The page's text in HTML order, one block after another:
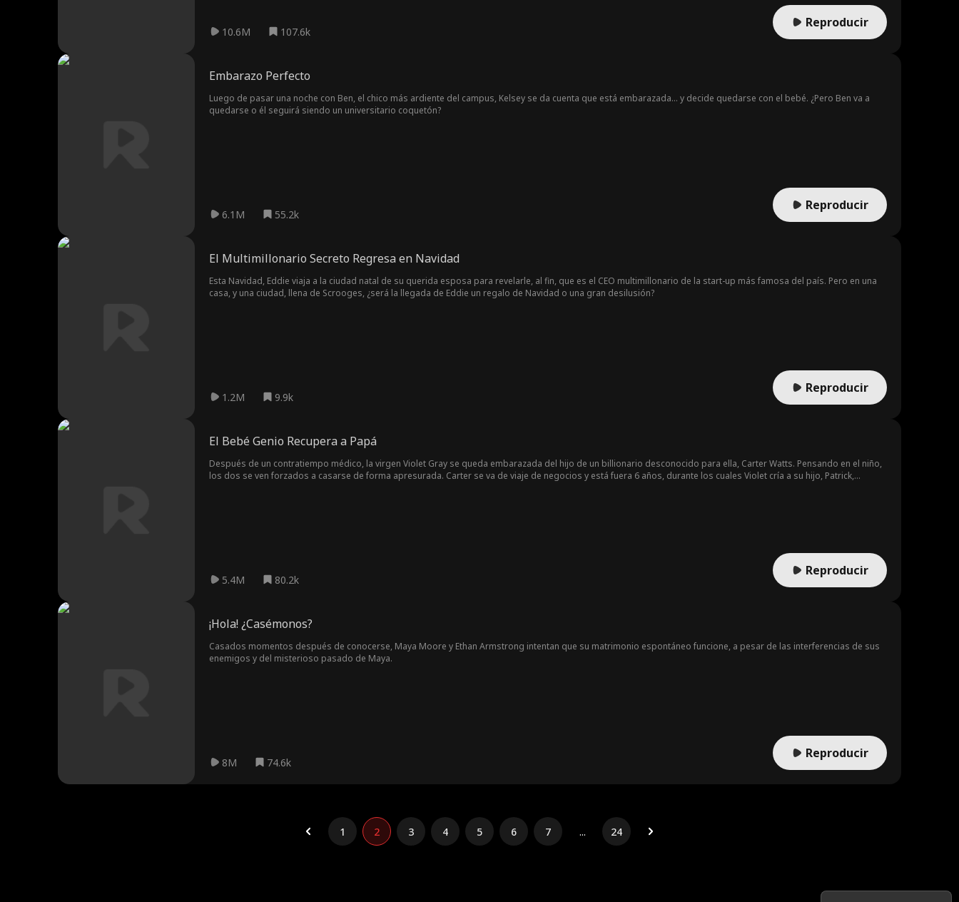
10.6M 107.6k
Reproducir
Embarazo Perfecto
Luego de pasar una noche con Ben, el chico más ardiente del campus, Kelsey se da cuenta que está embarazada... y decide quedarse con el bebé. ¿Pero Ben va a
quedarse o él seguirá siendo un universitario coquetón?
6.1M 55.2k
Reproducir
El Multimillonario Secreto Regresa en Navidad
Esta Navidad, Eddie viaja a la ciudad natal de su querida esposa para revelarle, al fin, que es el CEO multimillonario de la start-up más famosa del país. Pero en una
casa, y una ciudad, llena de Scrooges, ¿será la llegada de Eddie un regalo de Navidad o una gran desilusión?
1.2M 9.9k
Reproducir
El Bebé Genio Recupera a Papá
Después de un contratiempo médico, la virgen Violet Gray se queda embarazada del hijo de un billionario desconocido para ella, Carter Watts. Pensando en el niño,
los dos se ven forzados a casarse de forma apresurada. Carter se va de viaje de negocios y está fuera 6 años, durante los cuales Violet cría a su hijo, Patrick,
5.4M 80.2k
Reproducir
¡Hola! ¿Casémonos?
Casados momentos después de conocerse, Maya Moore y Ethan Armstrong intentan que su matrimonio espontáneo funcione, a pesar de las interferencias de sus
enemigos y del misterioso pasado de Maya.
8M 74.6k
Reproducir
1 2 3 4 5 6 7 ... 24